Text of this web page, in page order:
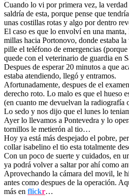
Cuando lo vi por primera vez, la verdad
saldría de esta, porque pense que
unas costillas rotas y algo por dentro
El caso es que lo envolví en una
millas hacia Portonovo, donde estaba
pille el teléfono de emergencias
quede con el veterinario de guardia en
Despues de esperar 20 minutos a que
estaba atendiendo, llegó y entramos.
Afortunadamente, despues de el
derecho roto. Lo malo es que el hueso
(en cuanto me devuelvan la radiografía
Lo sedo y nos dijo que el lunes lo
Ayer lo llevamos a Pontevedra y lo
tornillos le metierón al tio…
Hoy ya está más despejado el pobre,
collar isabelino el tio esta totalmente
Con un poco de suerte y cuidados, en
ya podrá volver a saltar por ahí como
Aprovechando la cámara del movil, le
antes como despues de la operación.
más en flickr…